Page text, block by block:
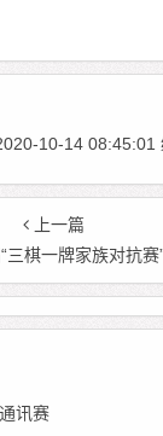
10-14 08:45:01
上一篇
三棋一牌家族对抗赛
讯赛